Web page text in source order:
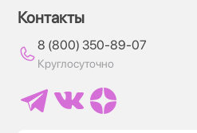
Контакты
8 (800) 350-89-07
Круглосуточно